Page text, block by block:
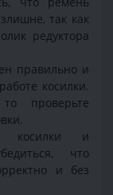
так как
редуктора
правильно и
косилки.
проверьте
косилки и
что
и без